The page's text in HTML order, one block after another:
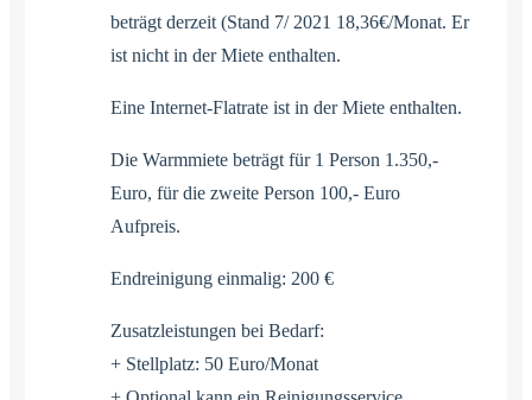
beträgt derzeit (Stand 7/ 2021 18,36€/Monat. Er
ist nicht in der Miete enthalten.
Eine Internet-Flatrate ist in der Miete enthalten.
Die Warmmiete beträgt für 1 Person 1.350,-
Euro, für die zweite Person 100,- Euro
Aufpreis.
Endreinigung einmalig: 200 €
Zusatzleistungen bei Bedarf:
+ Stellplatz: 50 Euro/Monat